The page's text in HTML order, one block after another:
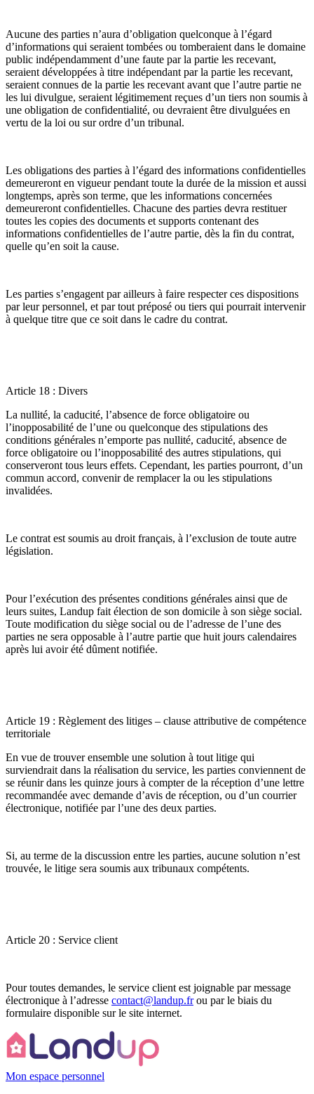
Aucune des parties n’aura d’obligation quelconque à l’égard
d’informations qui seraient tombées ou tomberaient dans le domaine
public indépendamment d’une faute par la partie les recevant,
seraient développées à titre indépendant par la partie les recevant,
seraient connues de la partie les recevant avant que l’autre partie ne
les lui divulgue, seraient légitimement reçues d’un tiers non soumis à
une obligation de confidentialité, ou devraient être divulguées en
vertu de la loi ou sur ordre d’un tribunal.
Les obligations des parties à l’égard des informations confidentielles
demeureront en vigueur pendant toute la durée de la mission et aussi
longtemps, après son terme, que les informations concernées
demeureront confidentielles. Chacune des parties devra restituer
toutes les copies des documents et supports contenant des
informations confidentielles de l’autre partie, dès la fin du contrat,
quelle qu’en soit la cause.
Les parties s’engagent par ailleurs à faire respecter ces dispositions
par leur personnel, et par tout préposé ou tiers qui pourrait intervenir
à quelque titre que ce soit dans le cadre du contrat.
Article 18 : Divers
La nullité, la caducité, l’absence de force obligatoire ou
l’inopposabilité de l’une ou quelconque des stipulations des
conditions générales n’emporte pas nullité, caducité, absence de
force obligatoire ou l’inopposabilité des autres stipulations, qui
conserveront tous leurs effets. Cependant, les parties pourront, d’un
commun accord, convenir de remplacer la ou les stipulations
invalidées.
Le contrat est soumis au droit français, à l’exclusion de toute autre
législation.
Pour l’exécution des présentes conditions générales ainsi que de
leurs suites, Landup fait élection de son domicile à son siège social.
Toute modification du siège social ou de l’adresse de l’une des
parties ne sera opposable à l’autre partie que huit jours calendaires
après lui avoir été dûment notifiée.
Article 19 : Règlement des litiges – clause attributive de compétence
territoriale
En vue de trouver ensemble une solution à tout litige qui
surviendrait dans la réalisation du service, les parties conviennent de
se réunir dans les quinze jours à compter de la réception d’une lettre
recommandée avec demande d’avis de réception, ou d’un courrier
électronique, notifiée par l’une des deux parties.
Si, au terme de la discussion entre les parties, aucune solution n’est
trouvée, le litige sera soumis aux tribunaux compétents.
Article 20 : Service client
Pour toutes demandes, le service client est joignable par message
électronique à l’adresse contact@landup.frou par le biais du
formulaire disponible sur le site internet.
Mon espace personnel